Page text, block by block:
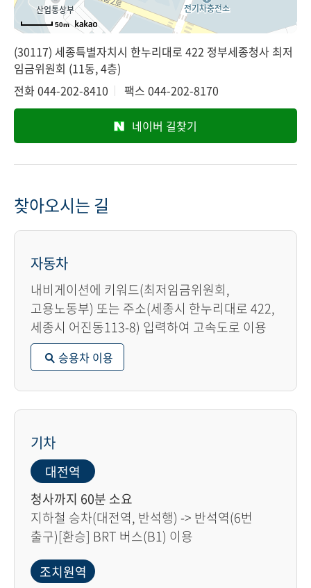
50m
(30117) 세종특별자치시 한누리대로 422 정부세종청사 최저
임금위원회 (11동, 4층)
전화044-202-8410 팩스 044-202-8170
네이버 길찾기
찾아오시는 길
자동차
내비게이션에 키워드(최저임금위원회,
고용노동부) 또는 주소(세종시 한누리대로 422,
세종시 어진동113-8) 입력하여 고속도로 이용
승용차 이용
기차
대전역
청사까지 60분 소요
지하철 승차(대전역, 반석행) -> 반석역(6번
출구)[환승] BRT 버스(B1) 이용
조치원역